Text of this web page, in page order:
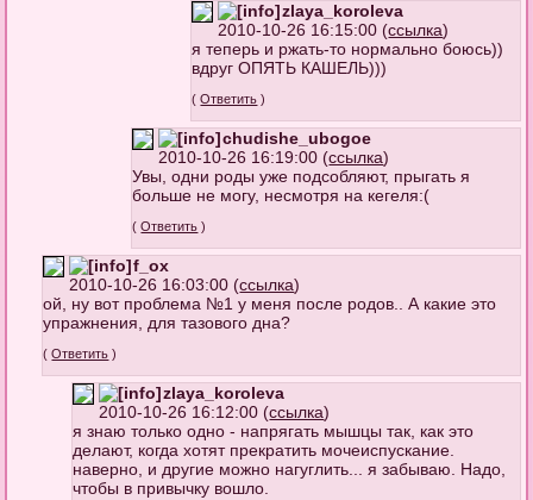
zlaya_koroleva
2010-10-26 16:15:00 (ссылка)
я теперь и ржать-то нормально боюсь))
вдруг ОПЯТЬ КАШЕЛЬ)))
(Ответить )
chudishe_ubogoe
2010-10-26 16:19:00 (ссылка)
Увы, одни роды уже подсобляют, прыгать я
больше не могу, несмотря на кегеля:(
(Ответить )
f_ox
2010-10-26 16:03:00 (ссылка)
ой, ну вот проблема №1 у меня после родов.. А какие это
упражнения, для тазового дна?
(Ответить )
zlaya_koroleva
2010-10-26 16:12:00 (ссылка)
я знаю только одно - напрягать мышцы так, как это
делают, когда хотят прекратить мочеиспускание.
наверно, и другие можно нагуглить... я забываю. Надо,
чтобы в привычку вошло.